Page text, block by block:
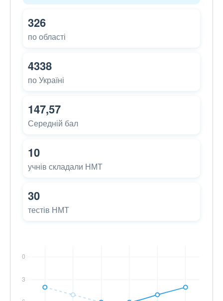
326
по області
4338
по Україні
147,57
Середній бал
10
учнів складали НМТ
30
тестів НМТ